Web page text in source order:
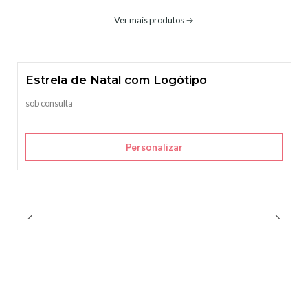
Ver mais produtos
Estrela de Natal com Logótipo
sob consulta
Personalizar